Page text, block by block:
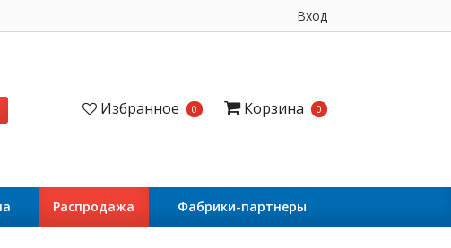
Вход
Избранное 0 Корзина 0
Распродажа Фабрики-партнеры